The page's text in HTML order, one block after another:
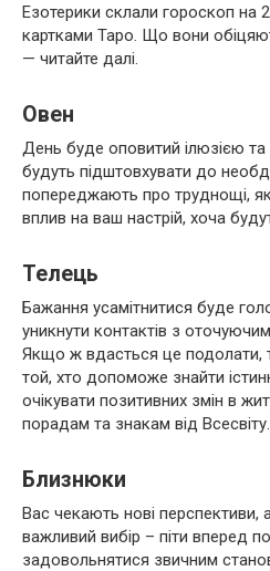
Езотерики склали гороскоп на
картками Таро. Що вони
— читайте далі.
Овен
День буде оповитий ілюзією
будуть підштовхувати до
попереджають про труднощі,
вплив на ваш настрій, хоча
Телець
Бажання усамітнитися буде
уникнути контактів з
Якщо ж вдасться це подолати,
той, хто допоможе знайти
очікувати позитивних змін в
порадам та знакам від Всесвіту.
Близнюки
Вас чекають нові
важливий вибір – піти вперед
задовольнятися звичним